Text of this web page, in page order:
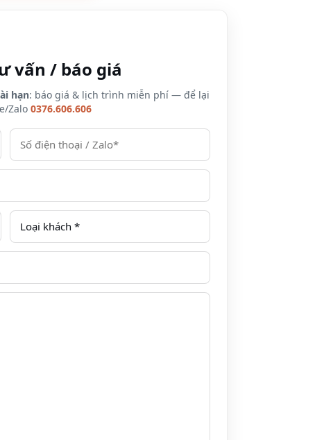
vấn / báo giá
hạn: báo giá & lịch trình miễn phí — để lại
Zalo 0376.606.606